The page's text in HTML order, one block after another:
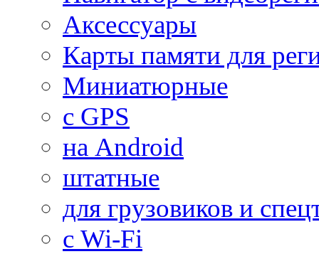
Аксессуары
Карты памяти для
Миниатюрные
с GPS
на Android
штатные
для грузовиков и
с Wi-Fi